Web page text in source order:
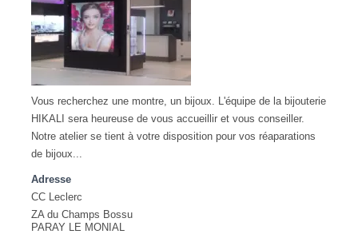
Vous recherchez une montre, un bijoux. L'équipe de la bijouterie
HIKALI sera heureuse de vous accueillir et vous conseiller.
Notre atelier se tient à votre disposition pour vos réaparations
de bijoux...
Adresse
CC Leclerc
ZA du Champs Bossu
PARAY LE MONIAL